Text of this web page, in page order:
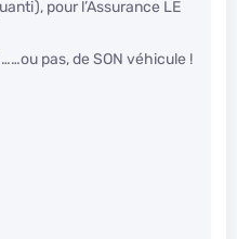
pour l’Assurance LE
pas, de SON véhicule !